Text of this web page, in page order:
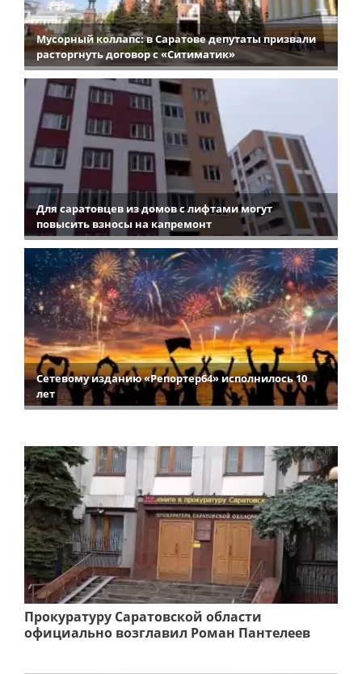
Мусорный коллапс: в Саратове депутаты призвали
расторгнуть договор с «Ситиматик»
Для саратовцев из домов с лифтами могут
повысить взносы на капремонт
Сетевому изданию «Репортер64» исполнилось 10
лет
Прокуратуру Саратовской области
официально возглавил Роман Пантелеев